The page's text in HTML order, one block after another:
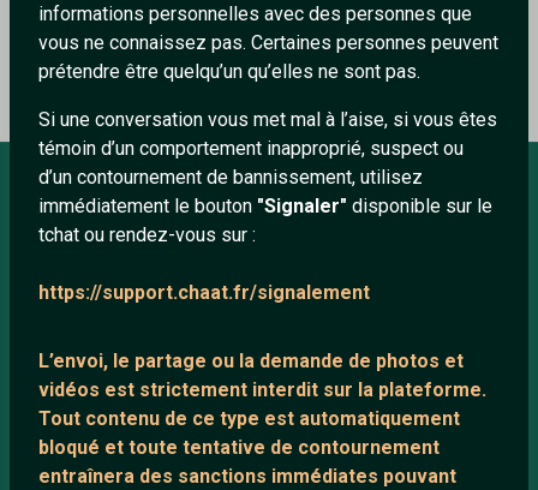
informations personnelles avec des personnes que
vous ne connaissez pas. Certaines personnes peuvent
prétendre être quelqu’un qu’elles ne sont pas.
Si une conversation vous met mal à l’aise, si vous êtes
témoin d’un comportement inapproprié, suspect ou
d’un contournement de bannissement, utilisez
immédiatement le bouton "Signaler" disponible sur le
tchat ou rendez-vous sur :
https://support.chaat.fr/signalement
L’envoi, le partage ou la demande de photos et
vidéos est strictement interdit sur la plateforme.
Tout contenu de ce type est automatiquement
bloqué et toute tentative de contournement
entraînera des sanctions immédiates pouvant
Répondre
À PROPOS
Mentions légales
Protection mineurs